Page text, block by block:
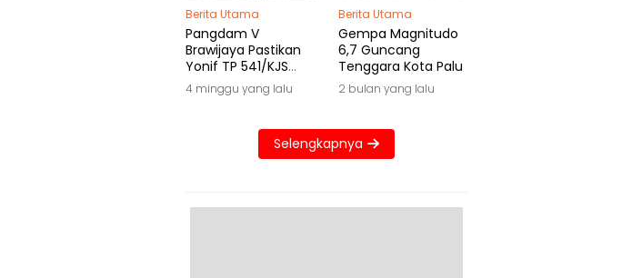
Berita Utama
Pangdam V
Brawijaya Pastikan
Yonif TP 541/KJS
Tepat Waktu
4 minggu yang lalu
Berita Utama
Gempa Magnitudo
6,7 Guncang
Tenggara Kota Palu
2 bulan yang lalu
Selengkapnya